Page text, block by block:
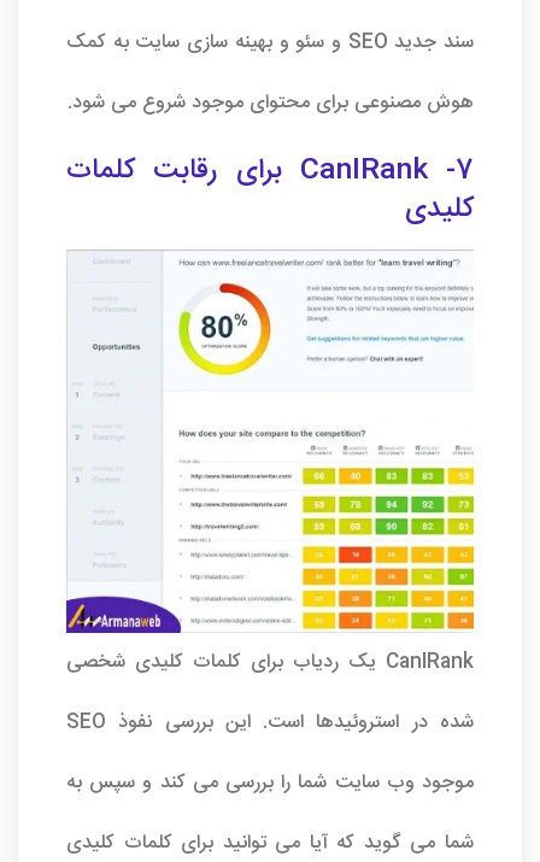
سند جدید SEO و سئو و بهینه سازی سایت به کمک
هوش مصنوعی برای محتوای موجود شروع می شود.
7- CanIRank برای رقابت کلمات
کلیدی
CanIRank یک ردیاب برای کلمات کلیدی شخصی
شده در استروئیدها است. این بررسی نفوذ SEO
موجود وب سایت شما را بررسی می کند و سپس به
شما می گوید که آیا می توانید برای کلمات کلیدی